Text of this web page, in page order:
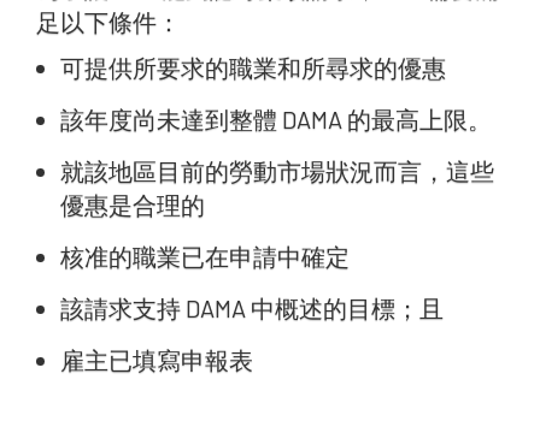
足以下條件：
可提供所要求的職業和所尋求的優惠
該年度尚未達到整體 DAMA 的最高上限。
就該地區目前的勞動市場狀況而言，這些
優惠是合理的
核准的職業已在申請中確定
該請求支持 DAMA 中概述的目標；且
雇主已填寫申報表